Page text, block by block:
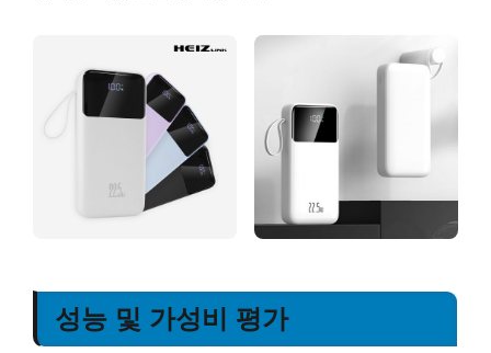
성능 및 가성비 평가